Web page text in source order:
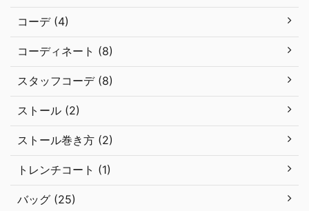
コーデ (4)
コーディネート (8)
スタッフコーデ (8)
ストール (2)
ストール巻き方 (2)
トレンチコート (1)
バッグ (25)